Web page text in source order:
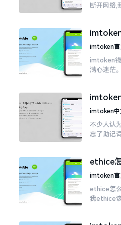
断开网络,
人攻击
吗？一
imtoken官
imtoken
满心迷茫
李鹏
这招能
imtoken中
不少人认
忘了助记
于网络连
ethice
啥，别
imtoken官
ethice怎
我ethice